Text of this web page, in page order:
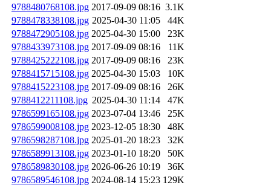
9788480768108.jpg 2017-09-09 08:16 3.1K
9788478338108.jpg 2025-04-30 11:05
44K
9788472905108.jpg 2025-04-30 15:00
23K
9788433973108.jpg 2017-09-09 08:16
11K
9788425222108.jpg 2017-09-09 08:16
23K
9788415715108.jpg 2025-04-30 15:03
10K
9788415223108.jpg 2017-09-09 08:16
26K
9788412211108.jpg 2025-04-30 11:14
47K
9786599165108.jpg 2023-07-04 13:46
25K
9786599008108.jpg 2023-12-05 18:30
48K
9786598287108.jpg 2025-01-20 18:23
32K
9786589913108.jpg 2023-01-10 18:20
50K
9786589830108.jpg 2026-06-26 10:19
36K
9786589546108.jpg 2024-08-14 15:23 129K